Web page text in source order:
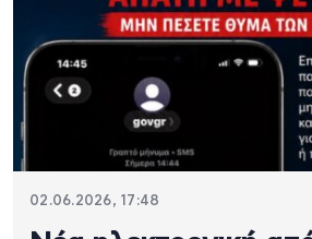
02.06.2026, 17:48